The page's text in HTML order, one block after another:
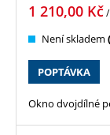
1 210,00 Kč
Není skladem
POPTÁVKA
Okno dvojdílné